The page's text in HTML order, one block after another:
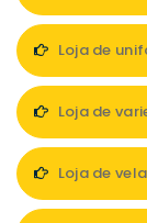
Loja de
Loja de
Loja de